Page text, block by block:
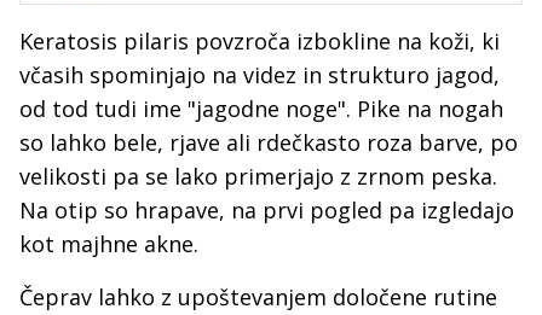
Keratosis pilaris povzroča izbokline na koži, ki
včasih spominjajo na videz in strukturo jagod,
od tod tudi ime "jagodne noge". Pike na nogah
so lahko bele, rjave ali rdečkasto roza barve, po
velikosti pa se lako primerjajo z zrnom peska.
Na otip so hrapave, na prvi pogled pa izgledajo
kot majhne akne.
Čeprav lahko z upoštevanjem določene rutine